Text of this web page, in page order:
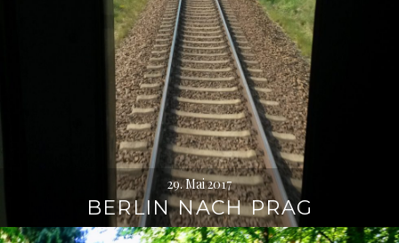
29. Mai 2017
BERLIN NACH PRAG